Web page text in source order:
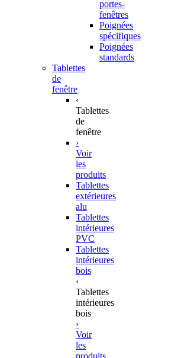
portes-
fenêtres
Poignées
spécifiques
Poignées
standards
Tablettes
de
fenêtre
‹
Tablettes
de
fenêtre
›
Voir
les
produits
Tablettes
extérieures
alu
Tablettes
intérieures
PVC
Tablettes
intérieures
bois
‹
Tablettes
intérieures
bois
›
Voir
les
produits